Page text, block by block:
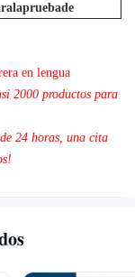
la calidad si
en lengua
2000 productos para
24 horas, una cita